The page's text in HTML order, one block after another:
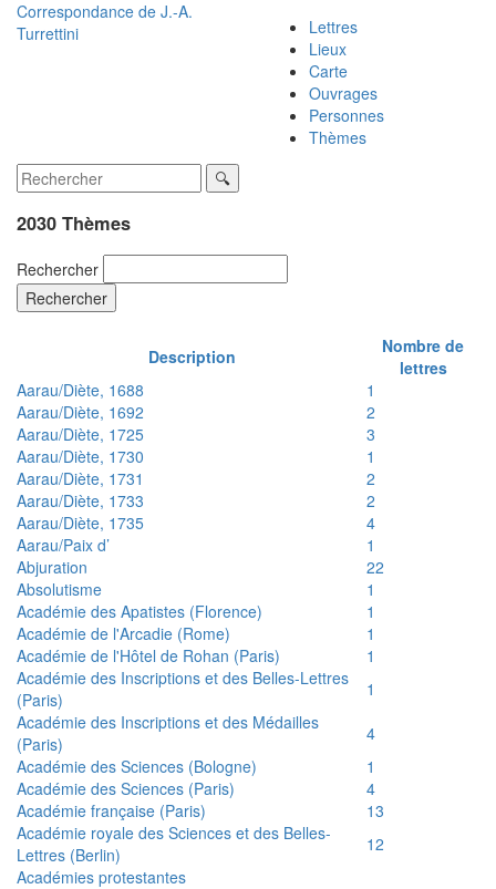
Correspondance de J.-A.
Turrettini
Lettres
Lieux
Carte
Ouvrages
Personnes
Thèmes
2030 Thèmes
Rechercher
Rechercher
Description
Nombre de
lettres
Aarau/Diète, 1688
1
Aarau/Diète, 1692
2
Aarau/Diète, 1725
3
Aarau/Diète, 1730
1
Aarau/Diète, 1731
2
Aarau/Diète, 1733
2
Aarau/Diète, 1735
4
Aarau/Paix d’
1
Abjuration
22
Absolutisme
1
Académie des Apatistes (Florence)
1
Académie de l'Arcadie (Rome)
1
Académie de l'Hôtel de Rohan (Paris)
1
Académie des Inscriptions et des Belles-Lettres
(Paris)
1
Académie des Inscriptions et des Médailles
(Paris)
4
Académie des Sciences (Bologne)
1
Académie des Sciences (Paris)
4
Académie française (Paris)
13
Académie royale des Sciences et des Belles-
Lettres (Berlin)
12
Académies protestantes